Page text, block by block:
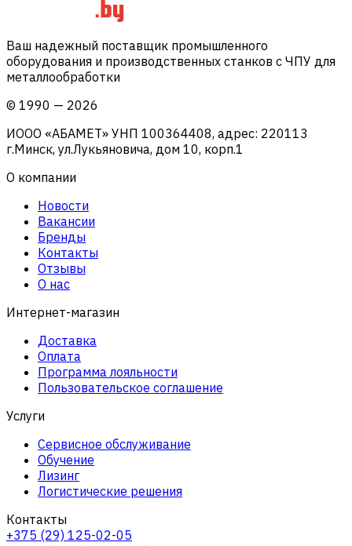
Ваш надежный поставщик промышленного
оборудования и производственных станков с ЧПУ для
металлообработки
© 1990 — 2026
ИООО «АБАМЕТ» УНП 100364408, адрес: 220113
г.Минск, ул.Лукьяновича, дом 10, корп.1
О компании
Новости
Вакансии
Бренды
Контакты
Отзывы
О нас
Интернет-магазин
Доставка
Оплата
Программа лояльности
Пользовательское соглашение
Услуги
Сервисное обслуживание
Обучение
Лизинг
Логистические решения
Контакты
+375 (29) 125-02-05